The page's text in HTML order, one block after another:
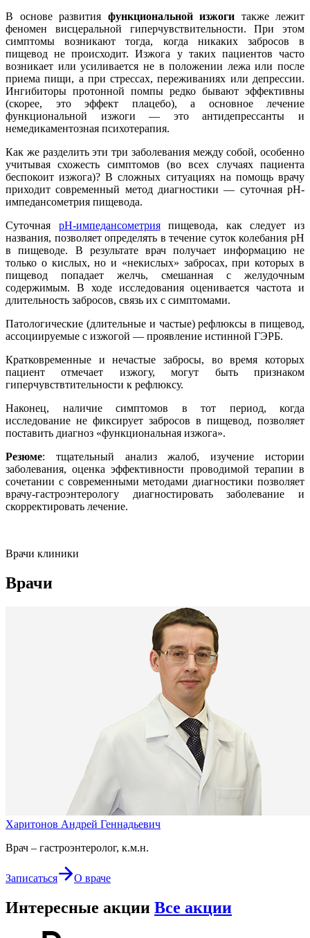
В основе развития функциональной изжоги также лежит
феномен висцеральной гиперчувствительности. При этом
симптомы возникают тогда, когда никаких забросов в
пищевод не происходит. Изжога у таких пациентов часто
возникает или усиливается не в положении лежа или после
приема пищи, а при стрессах, переживаниях или депрессии.
Ингибиторы протонной помпы редко бывают эффективны
(скорее, это эффект плацебо), а основное лечение
функциональной изжоги ― это антидепрессанты и
немедикаментозная психотерапия.
Как же разделить эти три заболевания между собой, особенно
учитывая схожесть симптомов (во всех случаях пациента
беспокоит изжога)? В сложных ситуациях на помощь врачу
приходит современный метод диагностики ― суточная pH-
импедансометрия пищевода.
Суточная pH-импедансометрияпищевода, как следует из
названия, позволяет определять в течение суток колебания pH
в пищеводе. В результате врач получает информацию не
только о кислых, но и «некислых» забросах, при которых в
пищевод попадает желчь, смешанная с желудочным
содержимым. В ходе исследования оценивается частота и
длительность забросов, связь их с симптомами.
Патологические (длительные и частые) рефлюксы в пищевод,
ассоциируемые с изжогой ― проявление истинной ГЭРБ.
Кратковременные и нечастые забросы, во время которых
пациент отмечает изжогу, могут быть признаком
гиперчувствтительности к рефлюксу.
Наконец, наличие симптомов в тот период, когда
исследование не фиксирует забросов в пищевод, позволяет
поставить диагноз «функциональная изжога».
Резюме: тщательный анализ жалоб, изучение истории
заболевания, оценка эффективности проводимой терапии в
сочетании с современными методами диагностики позволяет
врачу-гастроэнтерологу диагностировать заболевание и
скорректировать лечение.
Врачи клиники
Врачи
Харитонов Андрей Геннадьевич
Врач – гастроэнтеролог, к.м.н.
Записаться О враче
Интересные акции Все акции